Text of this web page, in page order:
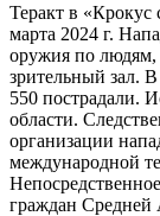
Теракт в «Крокус
марта 2024 г.
оружия по людям,
зрительный зал. В
550 пострадали.
области.
организации
международной
граждан Средней